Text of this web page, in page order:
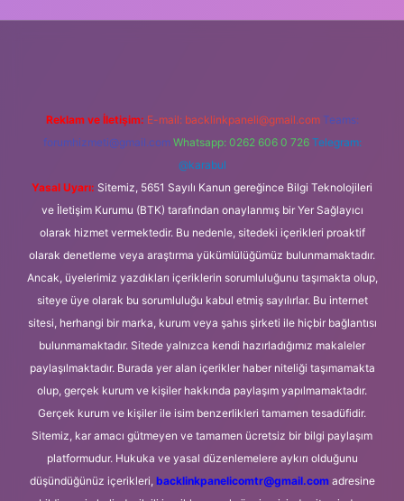
Reklam ve İletişim: E-mail: backlinkpaneli@gmail.com Teams:
forumhizmeti@gmail.com Whatsapp: 0262 606 0 726 Telegram:
@karabul
Yasal Uyarı: Sitemiz, 5651 Sayılı Kanun gereğince Bilgi Teknolojileri
ve İletişim Kurumu (BTK) tarafından onaylanmış bir Yer Sağlayıcı
olarak hizmet vermektedir. Bu nedenle, sitedeki içerikleri proaktif
olarak denetleme veya araştırma yükümlülüğümüz bulunmamaktadır.
Ancak, üyelerimiz yazdıkları içeriklerin sorumluluğunu taşımakta olup,
siteye üye olarak bu sorumluluğu kabul etmiş sayılırlar. Bu internet
sitesi, herhangi bir marka, kurum veya şahıs şirketi ile hiçbir bağlantısı
bulunmamaktadır. Sitede yalnızca kendi hazırladığımız makaleler
paylaşılmaktadır. Burada yer alan içerikler haber niteliği taşımamakta
olup, gerçek kurum ve kişiler hakkında paylaşım yapılmamaktadır.
Gerçek kurum ve kişiler ile isim benzerlikleri tamamen tesadüfidir.
Sitemiz, kar amacı gütmeyen ve tamamen ücretsiz bir bilgi paylaşım
platformudur. Hukuka ve yasal düzenlemelere aykırı olduğunu
düşündüğünüz içerikleri, backlinkpanelicomtr@gmail.comadresine